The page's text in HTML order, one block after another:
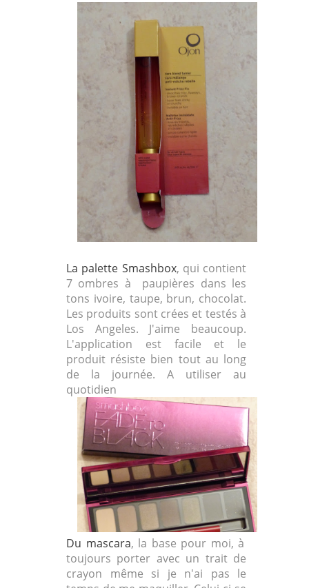
La palette Smashbox, qui contient
7 ombres à paupières dans les
tons ivoire, taupe, brun, chocolat.
Les produits sont crées et testés à
Los Angeles. J'aime beaucoup.
L'application est facile et le
produit résiste bien tout au long
de la journée. A utiliser au
quotidien
Du mascara, la base pour moi, à
toujours porter avec un trait de
crayon même si je n'ai pas le